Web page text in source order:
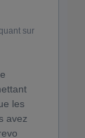
sur
les
avez